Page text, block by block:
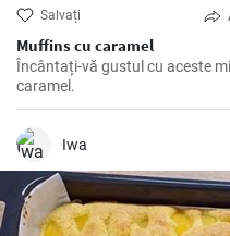
Salvați
Muffins cu caramel
Încântați-vă gustul cu aceste
caramel.
Iwa